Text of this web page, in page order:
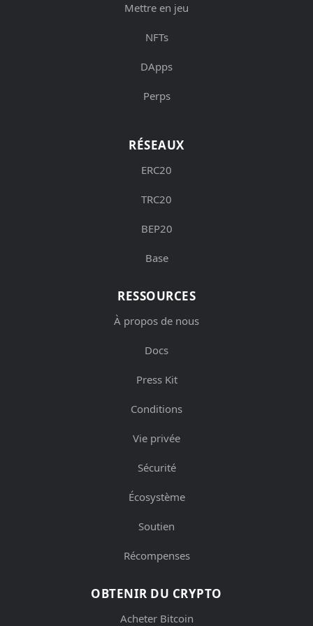
Mettre en jeu
NFTs
DApps
Perps
RÉSEAUX
ERC20
TRC20
BEP20
Base
RESSOURCES
À propos de nous
Docs
Press Kit
Conditions
Vie privée
Sécurité
Écosystème
Soutien
Récompenses
OBTENIR DU CRYPTO
Acheter Bitcoin